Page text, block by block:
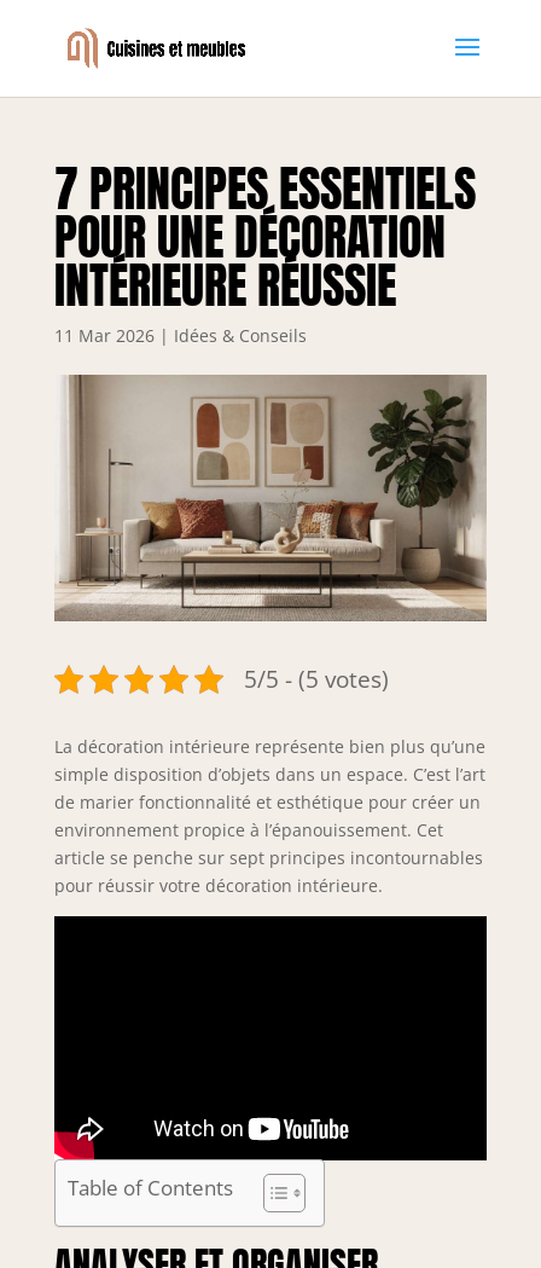
7 PRINCIPES ESSENTIELS
POUR UNE DÉCORATION
INTÉRIEURE RÉUSSIE
11 Mar 2026| Idées & Conseils
5/5 - (5 votes)
La décoration intérieure représente bien plus qu’une
simple disposition d’objets dans un espace. C’est l’art
de marier fonctionnalité et esthétique pour créer un
environnement propice à l’épanouissement. Cet
article se penche sur sept principes incontournables
pour réussir votre décoration intérieure.
Table of Contents